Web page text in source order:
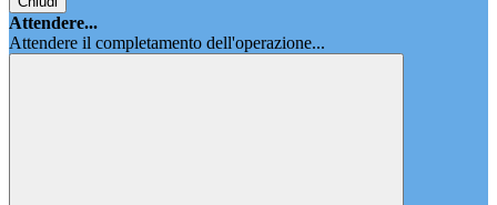
Attendere...
Attendere il completamento dell'operazione...